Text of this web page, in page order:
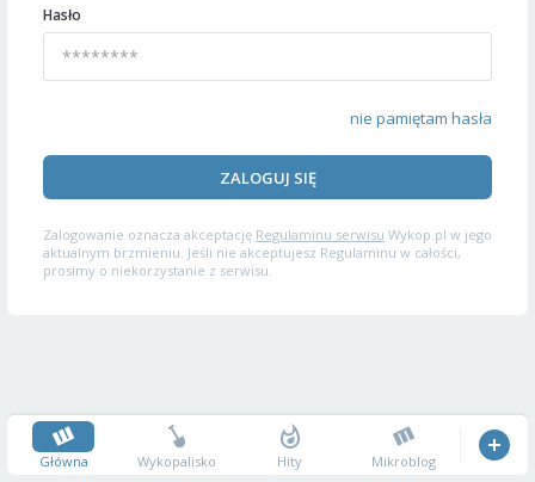
Hasło
nie pamiętam hasła
ZALOGUJ SIĘ
Zalogowanie oznacza akceptację Regulaminu serwisu Wykop.pl w jego
aktualnym brzmieniu. Jeśli nie akceptujesz Regulaminu w całości,
prosimy o niekorzystanie z serwisu.
Główna Wykopalisko Hity Mikroblog